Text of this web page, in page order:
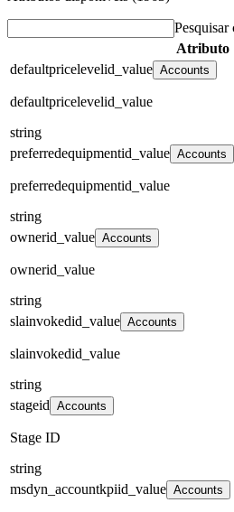
Pesquisar
Atributo
defaultpricelevelid_value Accounts
defaultpricelevelid_value
string
preferredequipmentid_value Accounts
preferredequipmentid_value
string
ownerid_value Accounts
ownerid_value
string
slainvokedid_value Accounts
slainvokedid_value
string
stageid Accounts
Stage ID
string
msdyn_accountkpiid_value Accounts